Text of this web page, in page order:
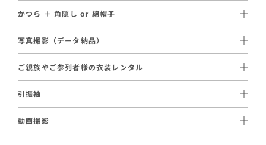
と同じスタッフが担当し、理想のヘアメイクを事前に確認いただ
※地域によって金額が若干異なります。詳しくはお問い合わせく
ださい。
綿帽子は洋髪でも利用が可能なので、挙式中は綿帽子、写真撮影
の際は洋髪と、異なるスタイルを楽しむことができます。
かつら ＋ 角隠し or 綿帽子
親御様やご親族が喜ばれるケースも多く、日本の伝統的な花嫁姿
をご希望の方に人気です。
写真撮影（データ納品）
和装に特化したブライダルフォトの経験豊富なプロカメラマンに
よる写真データが納品されます。
ご親族やご参列者様の衣装レンタル
引振袖
プランに含まれる白無垢または色打掛を、華やかな引振袖へ変更
動画撮影